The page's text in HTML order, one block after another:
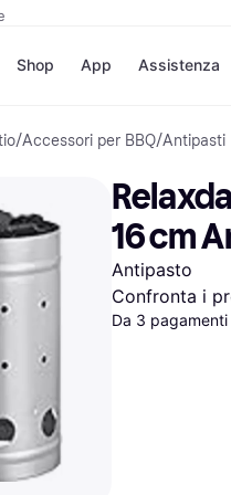
Opzioni di
Paga ora
Paga in 3 rate
Paga dopo 30 giorni
Finanziamento
Shop
Negozi
Unieuro
Media
eBay
Zalando
App Assistenza
/Accessori per BBQ/Antipasti
16 cm
Antipasto
Confronta i
Da 3